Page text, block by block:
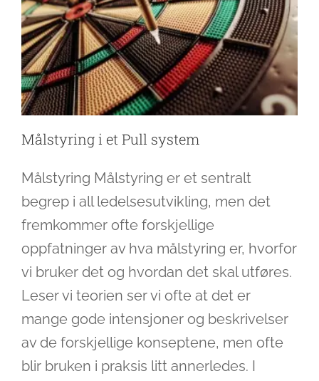
Målstyring i et Pull system
Målstyring Målstyring er et sentralt
begrep i all ledelsesutvikling, men det
fremkommer ofte forskjellige
oppfatninger av hva målstyring er, hvorfor
vi bruker det og hvordan det skal utføres.
Leser vi teorien ser vi ofte at det er
mange gode intensjoner og beskrivelser
av de forskjellige konseptene, men ofte
blir bruken i praksis litt annerledes. I
Pull effekt i kompetanseutvikling